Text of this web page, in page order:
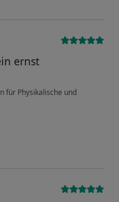
ernst
für Physikalische und